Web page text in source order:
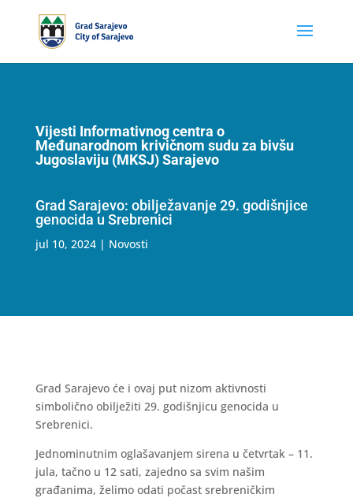
Vijesti Informativnog centra o
Međunarodnom krivičnom sudu za bivšu
Jugoslaviju (MKSJ) Sarajevo
Grad Sarajevo: obilježavanje 29. godišnjice
genocida u Srebrenici
jul 10, 2024| Novosti
Grad Sarajevo će i ovaj put nizom aktivnosti
simbolično obilježiti 29. godišnjicu genocida u
Srebrenici.
Jednominutnim oglašavanjem sirena u četvrtak – 11.
jula, tačno u 12 sati, zajedno sa svim našim
građanima, želimo odati počast srebreničkim